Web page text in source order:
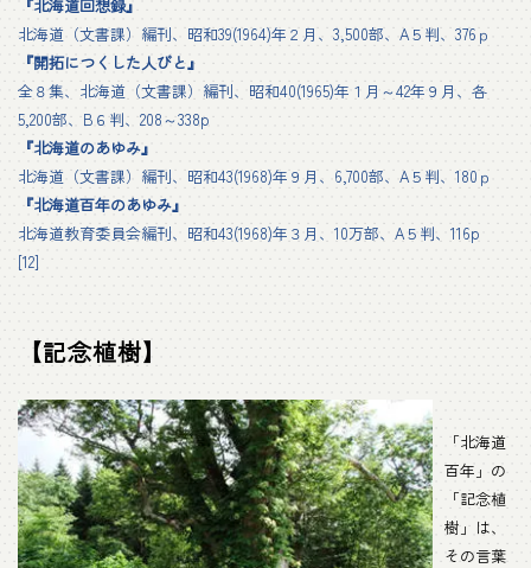
『北海道回想録』
北海道（文書課）編刊、昭和39(1964)年２月、3,500部、A５判、376ｐ
『開拓につくした人びと』
全８集、北海道（文書課）編刊、昭和40(1965)年１月～42年９月、各
5,200部、B６判、208～338p
『北海道のあゆみ』
北海道（文書課）編刊、昭和43(1968)年９月、6,700部、A５判、180ｐ
『北海道百年のあゆみ』
北海道教育委員会編刊、昭和43(1968)年３月、10万部、A５判、116p
[12]
【記念植樹】
「北海道
百年」の
「記念植
樹」は、
その言葉